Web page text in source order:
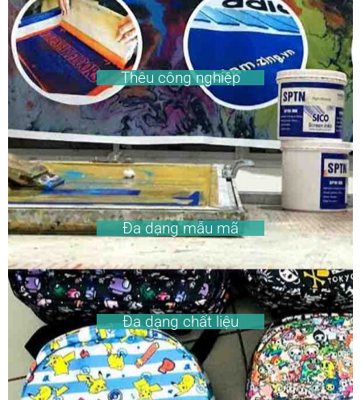
Thêu công nghiệp
Đa dạng mẫu mã
Đa dạng chất liệu